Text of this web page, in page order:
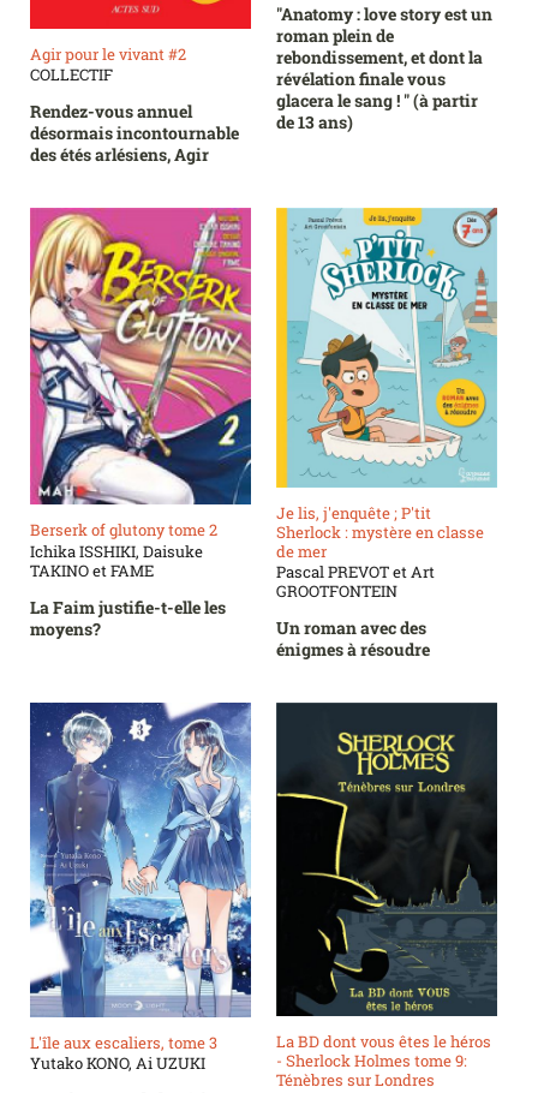
Agir pour le vivant #2
COLLECTIF
Rendez-vous annuel
désormais incontournable
des étés arlésiens, Agir
"Anatomy : love story est un
roman plein de
rebondissement, et dont la
révélation finale vous
glacera le sang ! " (à partir
de 13 ans)
Berserk of glutony tome 2
Ichika ISSHIKI, Daisuke
TAKINO et FAME
La Faim justifie-t-elle les
moyens?
Je lis, j'enquête ; P'tit
Sherlock : mystère en classe
de mer
Pascal PREVOT et Art
GROOTFONTEIN
Un roman avec des
énigmes à résoudre
L'île aux escaliers, tome 3
Yutako KONO, Ai UZUKI
La BD dont vous êtes le héros
- Sherlock Holmes tome 9:
Ténèbres sur Londres